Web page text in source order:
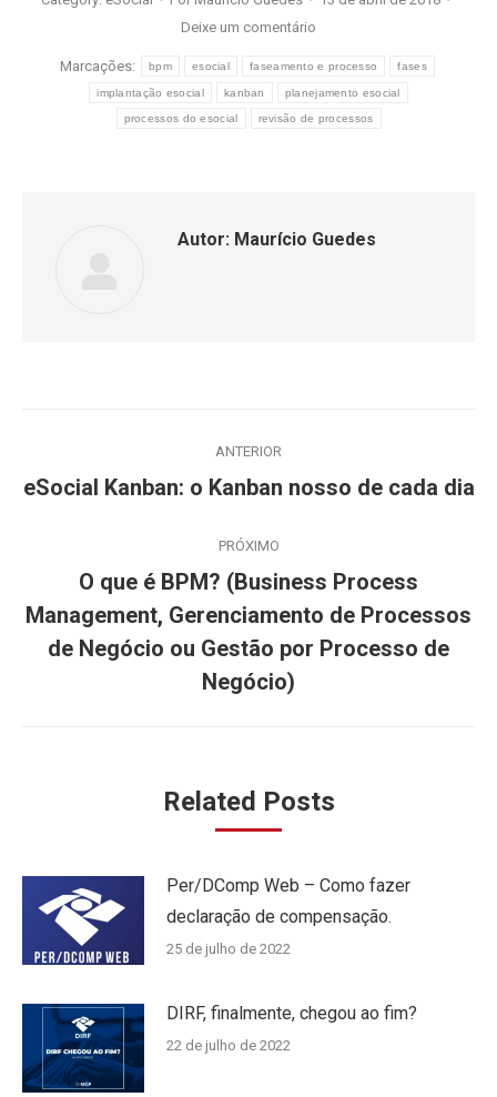
Deixe um comentário
Marcações: bpm esocial faseamento e processo fases
implantação esocial kanban planejamento esocial
processos do esocial revisão de processos
Autor: Maurício Guedes
de
ANTERIOR
Post
eSocial Kanban: o Kanban nosso de cada dia
PRÓXIMO
Próximo
post:
O que é BPM? (Business Process
Management, Gerenciamento de Processos
de Negócio ou Gestão por Processo de
Negócio)
Related Posts
Per/DComp Web – Como fazer
declaração de compensação.
25 de julho de 2022
DIRF, finalmente, chegou ao fim?
22 de julho de 2022